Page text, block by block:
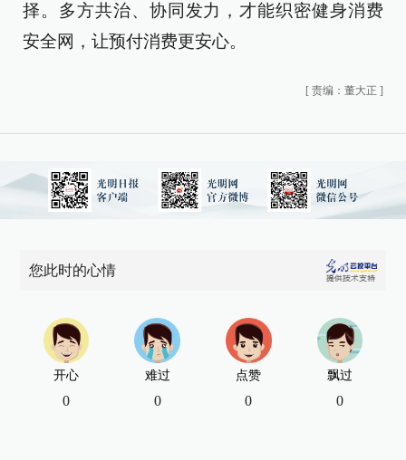
择。多方共治、协同发力，才能织密健身消费
安全网，让预付消费更安心。
[ 责编：董大正 ]
您此时的心情
开心
0
难过
0
点赞
0
飘过
0